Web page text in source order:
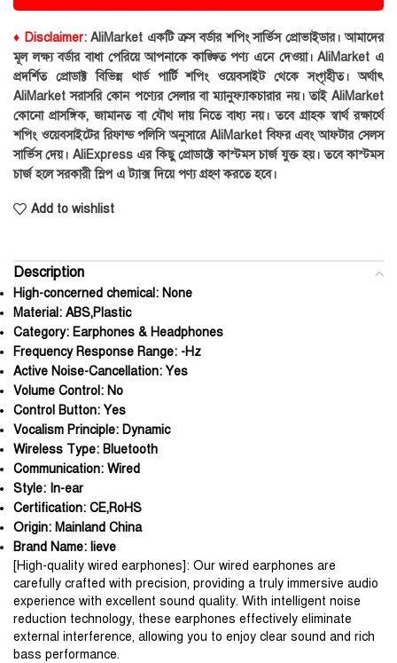
♦ Disclaimer:AliMarket একটি ক্রস বর্ডার শপিং সার্ভিস প্রোভাইডার। আমাদের
মূল লক্ষ্য বর্ডার বাধা পেরিয়ে আপনাকে কাঙ্ক্ষিত পণ্য এনে দেওয়া। AliMarket এ
প্রদর্শিত প্রোডাক্ট বিভিন্ন থার্ড পার্টি শপিং ওয়েবসাইট থেকে সংগৃহীত। অর্থাৎ
AliMarket সরাসরি কোন পণ্যের সেলার বা ম্যানুফ্যাকচারার নয়। তাই AliMarket
কোনো প্রাসঙ্গিক, জামানত বা যৌথ দায় নিতে বাধ্য নয়। তবে গ্রাহক স্বার্থ রক্ষার্থে
শপিং ওয়েবসাইটের রিফান্ড পলিসি অনুসারে AliMarket বিফর এবং আফটার সেলস
সার্ভিস দেয়। AliExpress এর কিছু প্রোডাক্টে কাস্টমস চার্জ যুক্ত হয়। তবে কাস্টমস
চার্জ হলে সরকারী স্লিপ এ ট্যাক্স দিয়ে পণ্য গ্রহণ করতে হবে।
Add to wishlist
Description
High-concerned chemical: None
Material: ABS,Plastic
Category: Earphones & Headphones
Frequency Response Range: -Hz
Active Noise-Cancellation: Yes
Volume Control: No
Control Button: Yes
Vocalism Principle: Dynamic
Wireless Type: Bluetooth
Communication: Wired
Style: In-ear
Certification: CE,RoHS
Origin: Mainland China
Brand Name: lieve
[High-quality wired earphones]: Our wired earphones are
carefully crafted with precision, providing a truly immersive audio
experience with excellent sound quality. With intelligent noise
reduction technology, these earphones effectively eliminate
external interference, allowing you to enjoy clear sound and rich
bass performance.